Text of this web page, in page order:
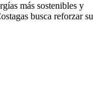
más sostenibles y
busca reforzar su